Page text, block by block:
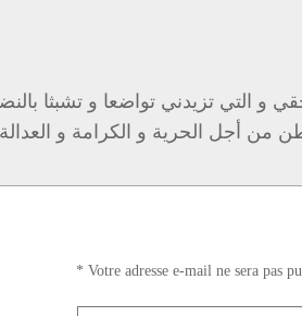
التي تزيدني تواضعا و تشبثا
من أجل الحرية و الكرامة و العدالة
Votre adresse e-mail ne sera pas
*